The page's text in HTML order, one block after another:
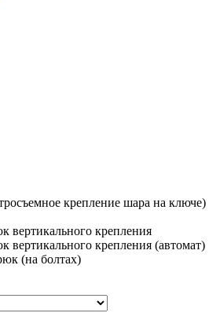
крепление шара на ключе)
вертикального крепления
вертикального крепления (автомат)
(на болтах)